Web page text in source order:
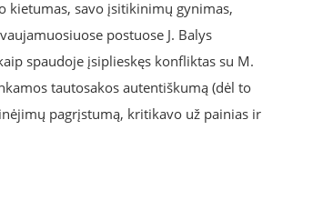
kietumas, savo įsitikinimų gynimas,
postuose J. Balys
spaudoje įsiplieskęs konfliktas su M.
tautosakos autentiškumą (dėl to
pagrįstumą, kritikavo už painias ir